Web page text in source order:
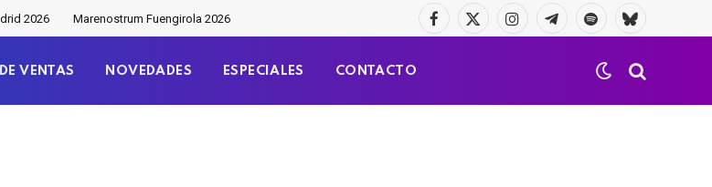
2026 Marenostrum Fuengirola 2026
Facebook
X
InstagramTelegramaSpotifyBluesky
VENTAS NOVEDADES ESPECIALES CONTACTO